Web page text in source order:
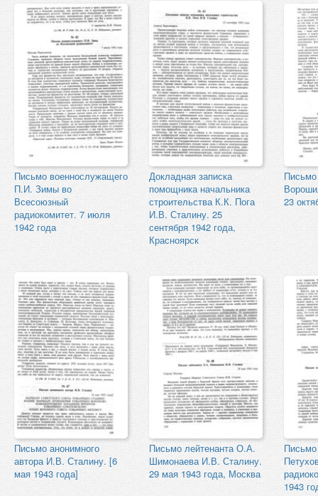
Письмо военнослужащего
П.И. Зимы во
Всесоюзный
радиокомитет. 7 июля
1942 года
Докладная записка
помощника начальника
строительства К.К. Пога
И.В. Сталину. 25
сентября 1942 года,
Красноярск
23
Письмо анонимного
автора И.В. Сталину. [6
мая 1943 года]
Письмо лейтенанта О.А.
Шимонаева И.В. Сталину.
29 мая 1943 года, Москва
1943